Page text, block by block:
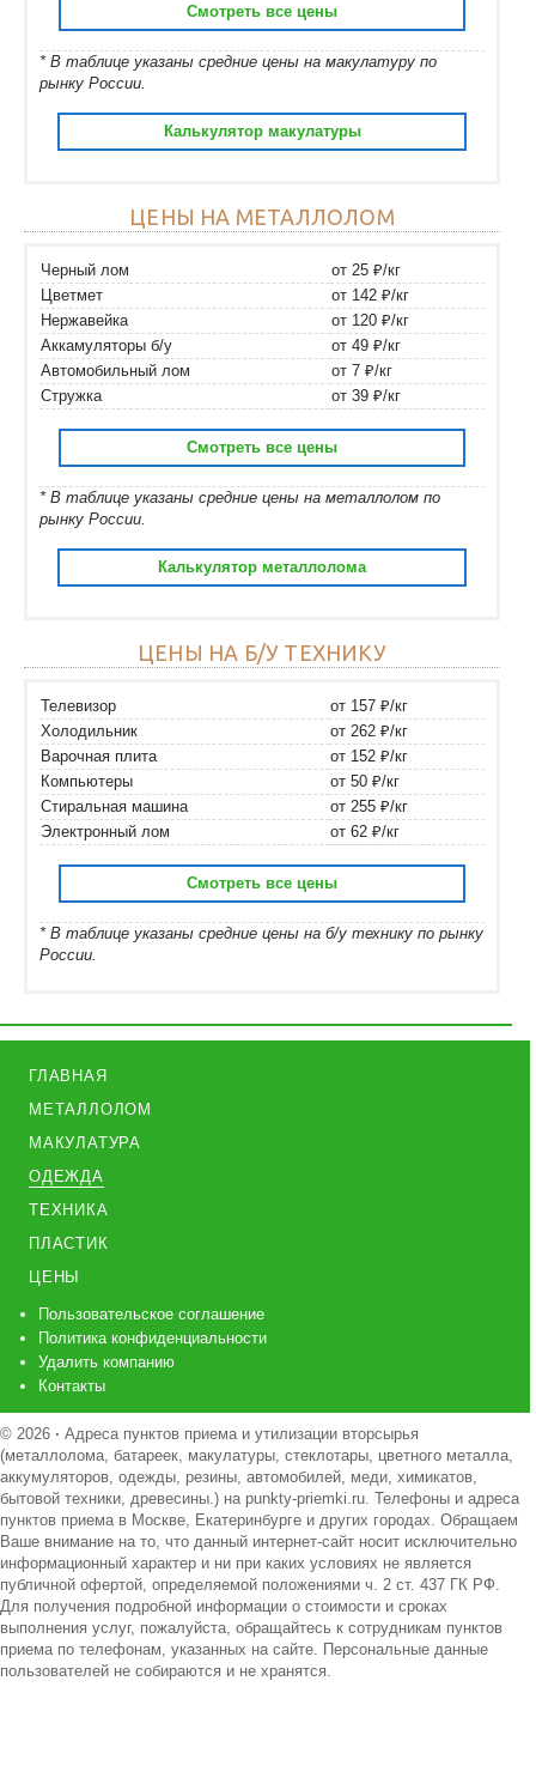
Смотреть все цены
* В таблице указаны средние цены на макулатуру по
рынку России.
Калькулятор макулатуры
ЦЕНЫ НА МЕТАЛЛОЛОМ
Черный лом
от 25 ₽/кг
Цветмет
от 142 ₽/кг
Нержавейка
от 120 ₽/кг
Аккамуляторы б/у
от 49 ₽/кг
Автомобильный лом
от 7 ₽/кг
Стружка
от 39 ₽/кг
Смотреть все цены
* В таблице указаны средние цены на металлолом по
рынку России.
Калькулятор металлолома
ЦЕНЫ НА Б/У ТЕХНИКУ
Телевизор
от 157 ₽/кг
Холодильник
от 262 ₽/кг
Варочная плита
от 152 ₽/кг
Компьютеры
от 50 ₽/кг
Стиральная машина
от 255 ₽/кг
Электронный лом
от 62 ₽/кг
Смотреть все цены
* В таблице указаны средние цены на б/у технику по рынку
России.
ГЛАВНАЯ
МЕТАЛЛОЛОМ
МАКУЛАТУРА
ОДЕЖДА
ТЕХНИКА
ПЛАСТИК
ЦЕНЫ
Пользовательское соглашение
Политика конфиденциальности
Удалить компанию
Контакты
© 2026 · Адреса пунктов приема и утилизации вторсырья
(металлолома, батареек, макулатуры, стеклотары, цветного металла,
аккумуляторов, одежды, резины, автомобилей, меди, химикатов,
бытовой техники, древесины.) на punkty-priemki.ru. Телефоны и адреса
пунктов приема в Москве, Екатеринбурге и других городах. Обращаем
Ваше внимание на то, что данный интернет-сайт носит исключительно
информационный характер и ни при каких условиях не является
публичной офертой, определяемой положениями ч. 2 ст. 437 ГК РФ.
Для получения подробной информации о стоимости и сроках
выполнения услуг, пожалуйста, обращайтесь к сотрудникам пунктов
приема по телефонам, указанных на сайте. Персональные данные
пользователей не собираются и не хранятся.